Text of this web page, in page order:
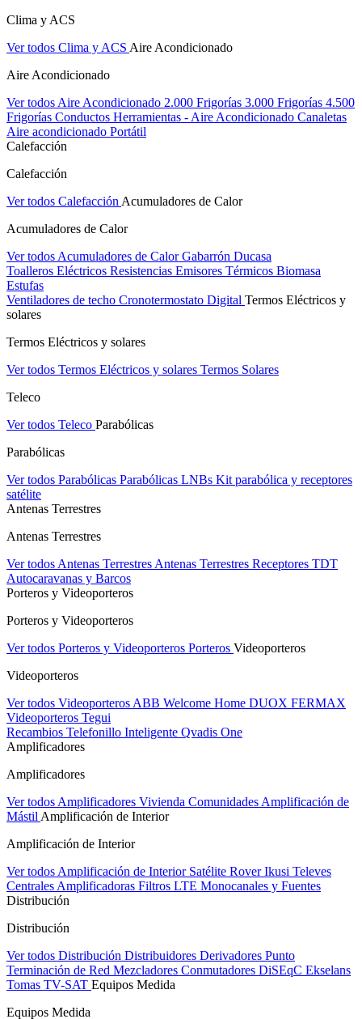
Clima y ACS
Ver todos Clima y ACS Aire Acondicionado
Aire Acondicionado
Ver todos Aire Acondicionado 2.000 Frigorías 3.000 Frigorías 4.500
Frigorías Conductos Herramientas - Aire Acondicionado Canaletas
Aire acondicionado Portátil
Calefacción
Calefacción
Ver todos Calefacción Acumuladores de Calor
Acumuladores de Calor
Ver todos Acumuladores de CalorGabarrón Ducasa
Toalleros Eléctricos Resistencias Emisores Térmicos Biomasa
Estufas
Ventiladores de techo Cronotermostato Digital Termos Eléctricos y
solares
Termos Eléctricos y solares
Ver todos Termos Eléctricos y solares Termos Solares
Teleco
Ver todos Teleco Parabólicas
Parabólicas
Ver todos Parabólicas Parabólicas LNBs Kit parabólica y receptores
satélite
Antenas Terrestres
Antenas Terrestres
Ver todos Antenas Terrestres Antenas Terrestres Receptores TDT
Autocaravanas y Barcos
Porteros y Videoporteros
Porteros y Videoporteros
Ver todos Porteros y Videoporteros Porteros Videoporteros
Videoporteros
Ver todos Videoporteros ABB Welcome Home DUOX FERMAX
Videoporteros Tegui
Recambios Telefonillo Inteligente Qvadis One
Amplificadores
Amplificadores
Ver todos Amplificadores Vivienda Comunidades Amplificación de
Mástil Amplificación de Interior
Amplificación de Interior
Ver todos Amplificación de Interior Satélite RoverIkusi Televes
Centrales Amplificadoras Filtros LTE Monocanales y Fuentes
Distribución
Distribución
Ver todos Distribución Distribuidores Derivadores Punto
Terminación de Red Mezcladores Conmutadores DiSEqC Ekselans
Tomas TV-SAT Equipos Medida
Equipos Medida